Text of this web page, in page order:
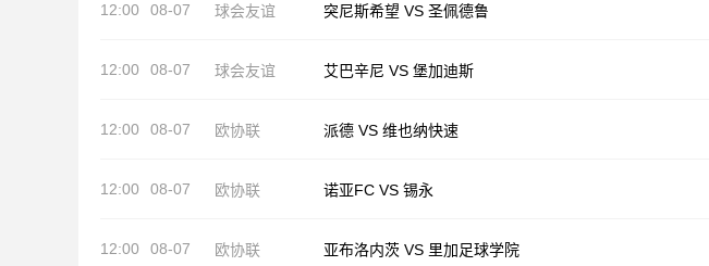
12:00 08-07 球会友谊 突尼斯希望 VS 圣佩德鲁
12:00 08-07 球会友谊 艾巴辛尼 VS 堡加迪斯
12:00 08-07 欧协联 派德 VS 维也纳快速
12:00 08-07 欧协联 诺亚FC VS 锡永
12:00 08-07 欧协联 亚布洛内茨 VS 里加足球学院